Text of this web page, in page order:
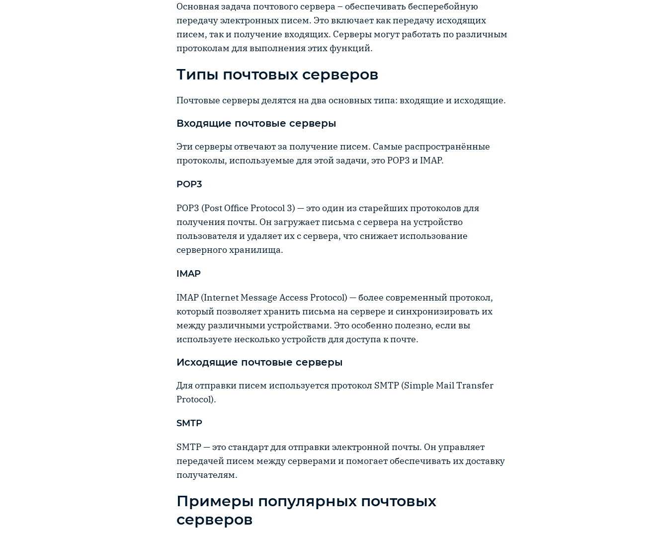
Основная задача почтового сервера – обеспечивать бесперебойную
передачу электронных писем. Это включает как передачу исходящих
писем, так и получение входящих. Серверы могут работать по различным
протоколам для выполнения этих функций.
Типы почтовых серверов
Почтовые серверы делятся на два основных типа: входящие и исходящие.
Входящие почтовые серверы
Эти серверы отвечают за получение писем. Самые распространённые
протоколы, используемые для этой задачи, это POP3 и IMAP.
POP3
POP3 (Post Office Protocol 3) — это один из старейших протоколов для
получения почты. Он загружает письма с сервера на устройство
пользователя и удаляет их с сервера, что снижает использование
серверного хранилища.
IMAP
IMAP (Internet Message Access Protocol) — более современный протокол,
который позволяет хранить письма на сервере и синхронизировать их
между различными устройствами. Это особенно полезно, если вы
используете несколько устройств для доступа к почте.
Исходящие почтовые серверы
Для отправки писем используется протокол SMTP (Simple Mail Transfer
Protocol).
SMTP
SMTP — это стандарт для отправки электронной почты. Он управляет
передачей писем между серверами и помогает обеспечивать их доставку
получателям.
Примеры популярных почтовых
серверов